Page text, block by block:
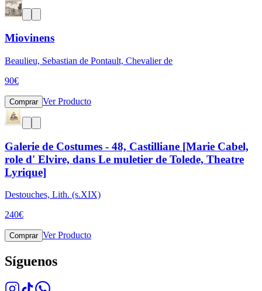
Miovinens
Beaulieu, Sebastian de Pontault, Chevalier de
90€
Comprar Ver Producto
Galerie de Costumes - 48, Castilliane [Marie Cabel,
role d' Elvire, dans Le muletier de Tolede, Theatre
Lyrique]
Destouches, Lith. (s.XIX)
240€
Comprar Ver Producto
Síguenos